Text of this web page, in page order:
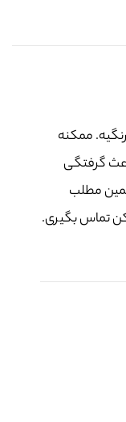
ممکنه
گرفتگی
مطلب
تماس بگیری.